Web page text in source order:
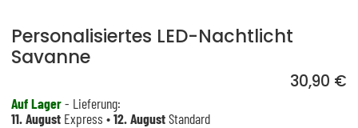
Personalisiertes LED-Nachtlicht
Savanne
30,90 €
Auf Lager- Lieferung:
11. August Express •12. AugustStandard